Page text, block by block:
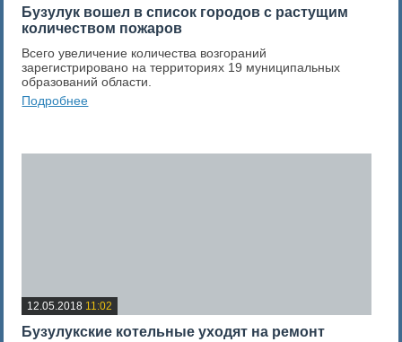
Бузулук вошел в список городов с растущим
количеством пожаров
Всего увеличение количества возгораний
зарегистрировано на территориях 19 муниципальных
образований области.
Подробнее
12.05.2018 11:02
Бузулукские котельные уходят на ремонт